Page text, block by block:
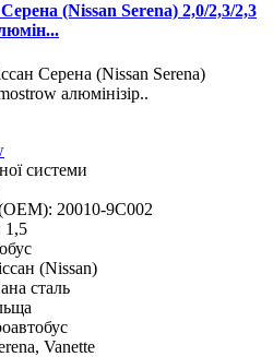
(Nissan Serena) 2,0/2,3/2,3
Серена (Nissan Serena)
алюмінізір..
системи
20010-9C002
1,5
(Nissan)
сталь
Vanette